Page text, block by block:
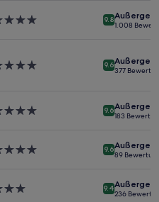
9.8
1.008
9.6
377
9.6
183
9.6
89
9.4
236